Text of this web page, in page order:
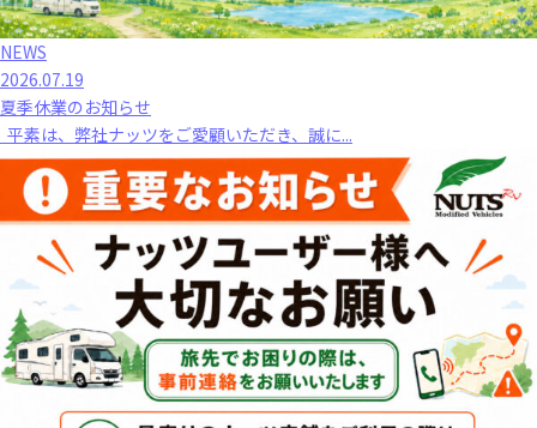
NEWS
2026.07.19
夏季休業のお知らせ
平素は、弊社ナッツをご愛顧いただき、誠に...